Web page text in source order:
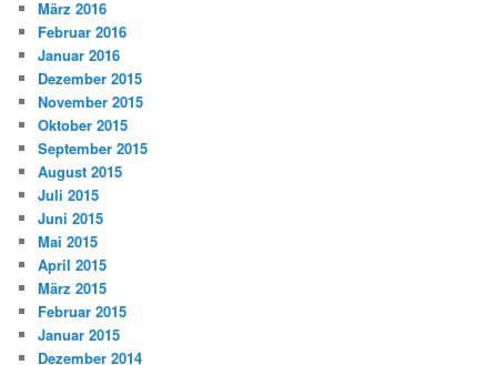
März 2016
Februar 2016
Januar 2016
Dezember 2015
November 2015
Oktober 2015
September 2015
August 2015
Juli 2015
Juni 2015
Mai 2015
April 2015
März 2015
Februar 2015
Januar 2015
Dezember 2014